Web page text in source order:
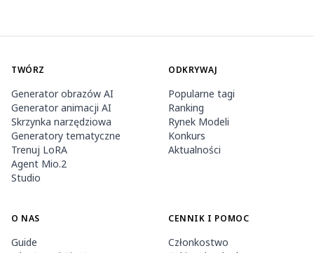
TWÓRZ
Generator obrazów AI
Generator animacji AI
Skrzynka narzędziowa
Generatory tematyczne
Trenuj LoRA
Agent Mio.2
Studio
ODKRYWAJ
Popularne tagi
Ranking
Rynek Modeli
Konkurs
Aktualności
O NAS
Guide
CENNIK I POMOC
Członkostwo